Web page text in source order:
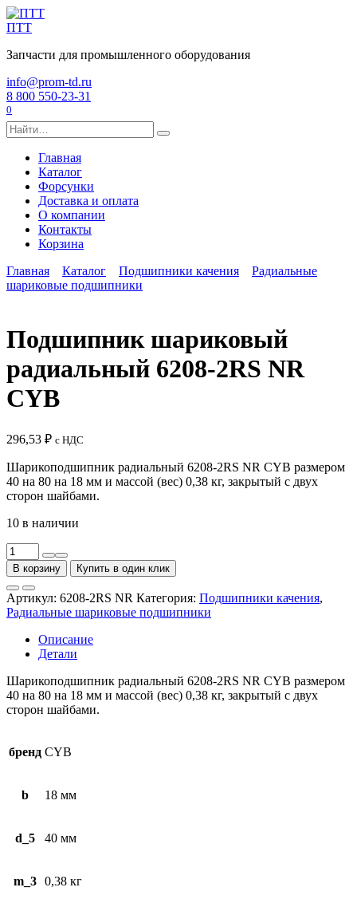
Перейти
к
ПТТ
Запчасти для промышленного оборудования
info@prom-td.ru
8 800 550-23-31
0
Search
for:
Главная
Каталог
Форсунки
Доставка и оплата
О компании
Контакты
Корзина
Главная
Каталог Подшипники качения
Радиальные
шариковые подшипники
Подшипник шариковый
радиальный 6208-2RS NR
CYB
296,53 ₽ с НДС
Шарикоподшипник радиальный 6208-2RS NR CYB размером
40 на 80 на 18 мм и массой (вес) 0,38 кг, закрытый с двух
сторон шайбами.
10 в наличии
Количество
товара
Подшипник
шариковый
радиальный
6208-
2RS
В корзину Купить в один клик
Артикул: 6208-2RS NR Категория: Подшипники качения,
Радиальные шариковые подшипники
Описание
Детали
Шарикоподшипник радиальный 6208-2RS NR CYB размером
40 на 80 на 18 мм и массой (вес) 0,38 кг, закрытый с двух
сторон шайбами.
бренд CYB
b 18 мм
d_5 40 мм
m_3 0,38 кг